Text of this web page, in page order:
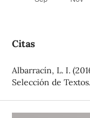
Citas
Albarracín, L. I.
Selección de